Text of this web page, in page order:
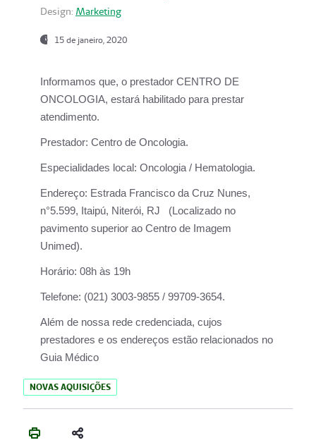
Design: Marketing
15 de janeiro, 2020
Informamos que, o prestador CENTRO DE
ONCOLOGIA, estará habilitado para prestar
atendimento.
Prestador: Centro de Oncologia.
Especialidades local: Oncologia / Hematologia.
Endereço: Estrada Francisco da Cruz Nunes,
n°5.599, Itaipú, Niterói, RJ (Localizado no
pavimento superior ao Centro de Imagem
Unimed).
Horário: 08h às 19h
Telefone: (021) 3003-9855 / 99709-3654.
Além de nossa rede credenciada, cujos
prestadores e os endereços estão relacionados no
Guia Médico
NOVAS AQUISIÇÕES